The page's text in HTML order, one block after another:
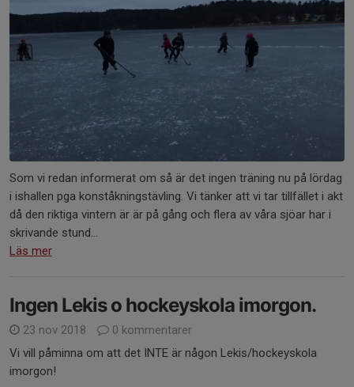
Som vi redan informerat om så är det ingen träning nu på lördag
i ishallen pga konståkningstävling. Vi tänker att vi tar tillfället i akt
då den riktiga vintern är är på gång och flera av våra sjöar har i
skrivande stund...
Läs mer
Ingen Lekis o hockeyskola imorgon.
23 nov 2018
0 kommentarer
Vi vill påminna om att det INTE är någon Lekis/hockeyskola
imorgon!